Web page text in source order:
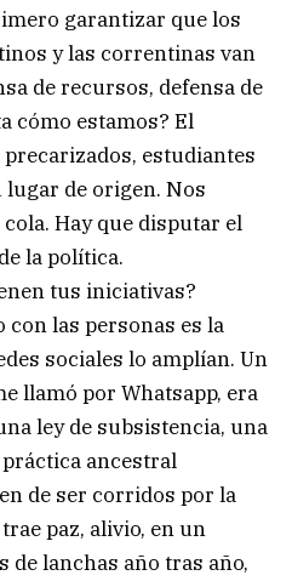
garantizar que los
y las correntinas van
de recursos, defensa de
cómo estamos? El
estudiantes
lugar de origen. Nos
Hay que disputar el
la política.
tus iniciativas?
con las personas es la
sociales lo amplían. Un
llamó por Whatsapp, era
ley de subsistencia, una
ancestral
de ser corridos por la
paz, alivio, en un
de lanchas año tras año,